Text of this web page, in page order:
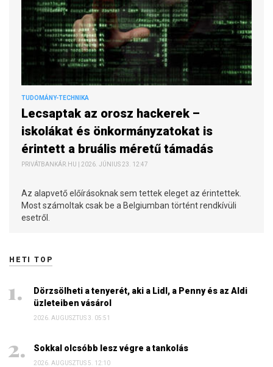
TUDOMÁNY-TECHNIKA
Lecsaptak az orosz hackerek –
iskolákat és önkormányzatokat is
érintett a bruális méretű támadás
PRIVÁTBANKÁR.HU | 2026. JÚNIUS 23. 12:47
Az alapvető előírásoknak sem tettek eleget az érintettek.
Most számoltak csak be a Belgiumban történt rendkívüli
esetről.
HETI TOP
Dörzsölheti a tenyerét, aki a Lidl, a Penny és az Aldi
üzleteiben vásárol
2026. AUGUSZTUS 3. 05:51
Sokkal olcsóbb lesz végre a tankolás
2026. AUGUSZTUS 5. 12:10